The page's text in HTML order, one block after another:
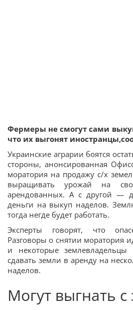
Фермеры не смогут сами
что их выгонят
Украинские аграрии боятся
стороны, анонсированная
моратория на продажу с/х
выращивать урожай на
арендованных. А с другой —
деньги на выкуп наделов.
тогда негде будет работать.
Эксперты говорят, что
Разговоры о снятии моратория
и некоторые землевладельцы
сдавать земли в аренду на
наделов.
Могут выгнать